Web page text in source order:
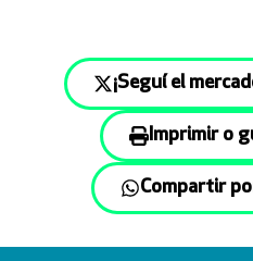
¡Seguí el
Imprimir o
Compartir